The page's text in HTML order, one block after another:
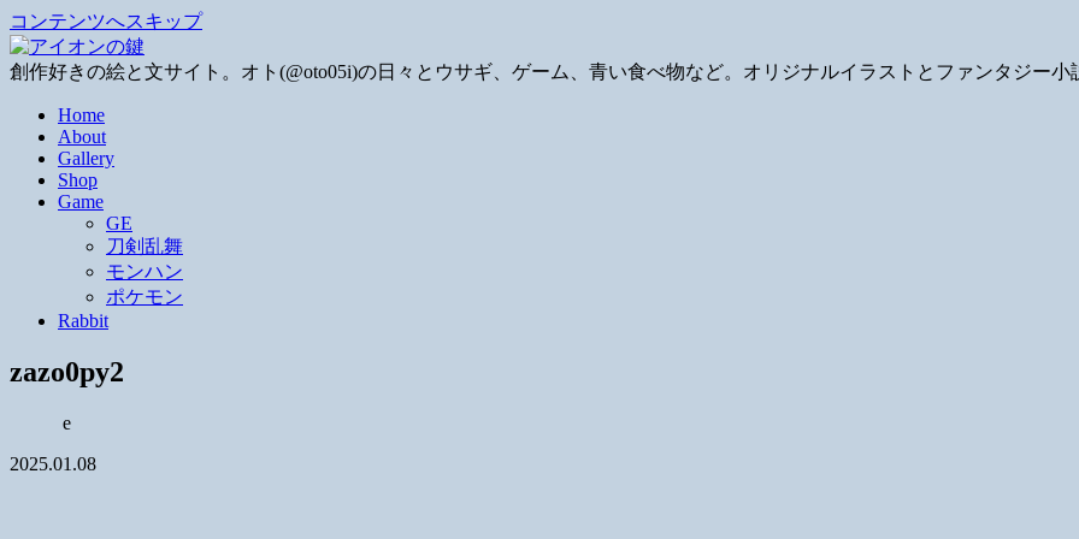
コンテンツへスキップ
創作好きの絵と文サイト。オト(@oto05i)の日々とウサギ、ゲーム、青い食べ物など。オリジナルイラストとファンタジー小
Home
About
Gallery
Shop
Game
GE
刀剣乱舞
モンハン
ポケモン
Rabbit
zazo0py2
e
2025.01.08